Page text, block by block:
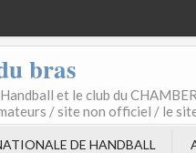
bras
et le club du
/ site non officiel / le
DE HANDBALL